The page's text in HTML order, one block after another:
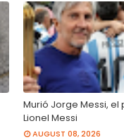
Murió Jorge Messi, el
Lionel Messi
AUGUST 08, 2026